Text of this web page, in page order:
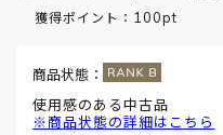
獲得ポイント： 100pt
商品状態：
使用感のある中古品
※商品状態の詳細はこちら